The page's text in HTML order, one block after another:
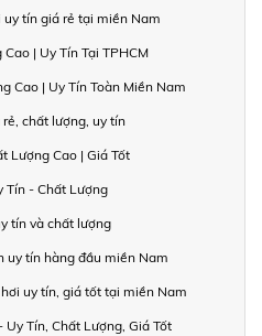
tín giá rẻ tại miền Nam
| Uy Tín Tại TPHCM
Cao | Uy Tín Toàn Miền Nam
chất lượng, uy tín
Lượng Cao | Giá Tốt
Tín - Chất Lượng
tín và chất lượng
uy tín hàng đầu miền Nam
uy tín, giá tốt tại miền Nam
Tín, Chất Lượng, Giá Tốt